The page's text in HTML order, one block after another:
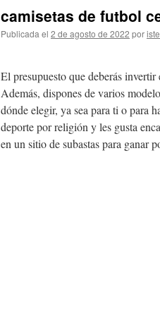
camisetas de futbol
Publicada el 2 de agosto de 2022 por
El presupuesto que deberás
Además, dispones de varios
dónde elegir, ya sea para ti o para
deporte por religión y les gusta
en un sitio de subastas para ganar